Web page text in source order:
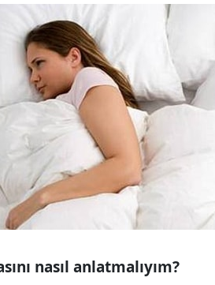
nasıl anlatmalıyım?